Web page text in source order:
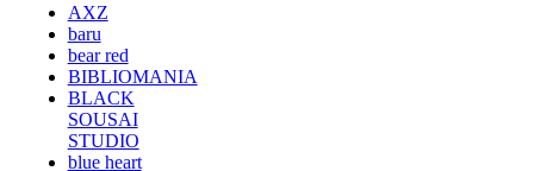
AXZ
baru
bear red
BIBLIOMANIA
BLACK
SOUSAI
STUDIO
blue heart